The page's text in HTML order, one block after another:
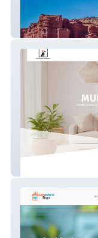
Au Rendez-vous